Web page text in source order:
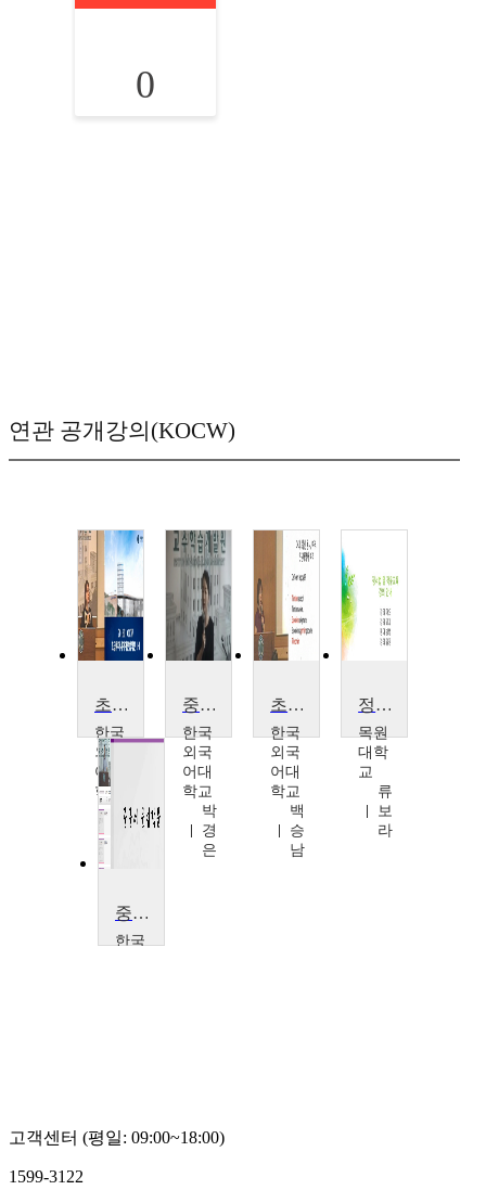
0
연관 공개강의(KOCW)
초급루마니아어문법작문(1)
한국
외국
어대
학교
백
승
중급 태국어 작문 (1)
한국
외국
어대
학교
박
경
은
초급 루마니아어문법작문(2)
한국
외국
어대
학교
백
승
남
정서법 및 작문교육
목원
대학
교
류
보
라
중국어문법작문(2)
한국
고객센터 (평일: 09:00~18:00)
1599-3122